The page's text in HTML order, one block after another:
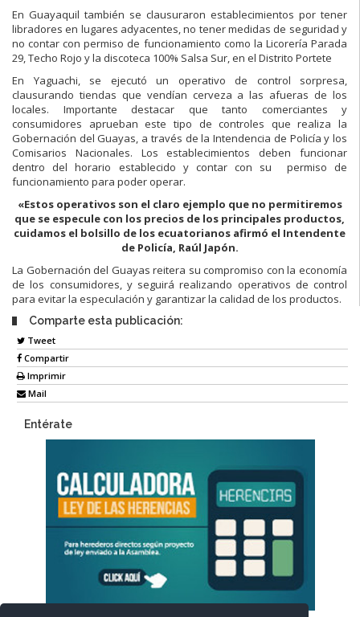
En Guayaquil también se clausuraron establecimientos por tener
libradores en lugares adyacentes, no tener medidas de seguridad y
no contar con permiso de funcionamiento como la Licorería Parada
29, Techo Rojo y la discoteca 100% Salsa Sur, en el Distrito Portete
En Yaguachi, se ejecutó un operativo de control sorpresa,
clausurando tiendas que vendían cerveza a las afueras de los
locales. Importante destacar que tanto comerciantes y
consumidores aprueban este tipo de controles que realiza la
Gobernación del Guayas, a través de la Intendencia de Policía y los
Comisarios Nacionales. Los establecimientos deben funcionar
dentro del horario establecido y contar con su permiso de
funcionamiento para poder operar.
«Estos operativos son el claro ejemplo que no permitiremos
que se especule con los precios de los principales productos,
cuidamos el bolsillo de los ecuatorianos afirmó el Intendente
de Policía, Raúl Japón.
La Gobernación del Guayas reitera su compromiso con la economía
de los consumidores, y seguirá realizando operativos de control
para evitar la especulación y garantizar la calidad de los productos.
Comparte esta publicación:
Tweet
Compartir
Imprimir
Mail
Entérate